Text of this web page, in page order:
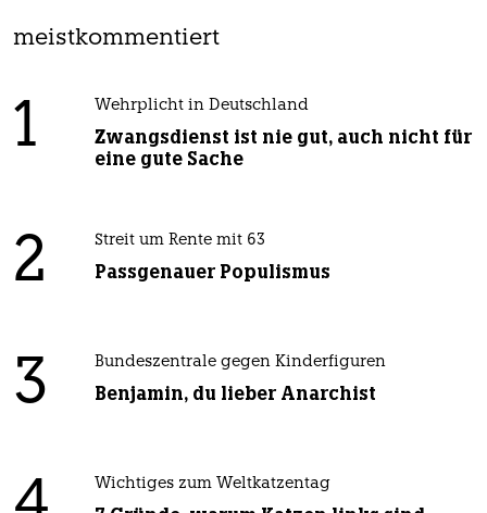
meistkommentiert
1 Wehrplicht in Deutschland
Zwangsdienst ist nie gut, auch nicht für
eine gute Sache
2 Streit um Rente mit 63
Passgenauer Populismus
3 Bundeszentrale gegen Kinderfiguren
Benjamin, du lieber Anarchist
Wichtiges zum Weltkatzentag